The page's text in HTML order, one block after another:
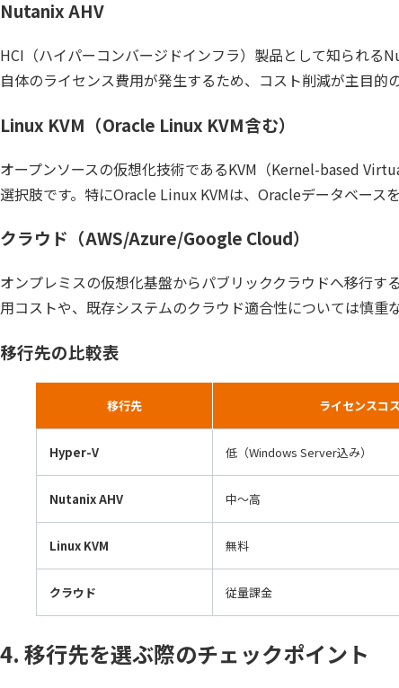
Nutanix AHV
HCI（ハイパーコンバージドインフラ）製品として知られる
自体のライセンス費用が発生するため、コスト削減が主目的
Linux KVM（Oracle Linux KVM含む）
オープンソースの仮想化技術であるKVM（Kernel-based
選択肢です。特にOracle Linux KVMは、Oracleデータベー
クラウド（AWS/Azure/Google Cloud）
オンプレミスの仮想化基盤からパブリッククラウドへ移行
用コストや、既存システムのクラウド適合性については慎重
移行先の比較表
移行先 ライセンスコ
Hyper-V 低（Windows Server込み）
Nutanix AHV 中〜高
Linux KVM 無料
クラウド 従量課金
4. 移行先を選ぶ際のチェックポイント